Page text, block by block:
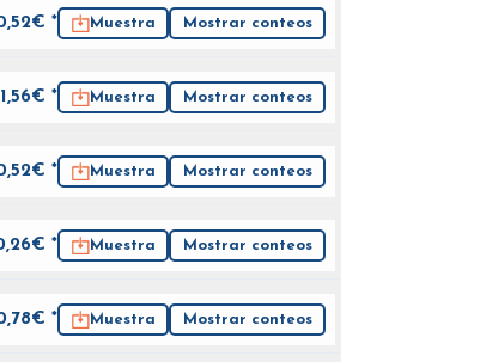
* Muestra Mostrar conteos
* Muestra Mostrar conteos
* Muestra Mostrar conteos
* Muestra Mostrar conteos
* Muestra Mostrar conteos